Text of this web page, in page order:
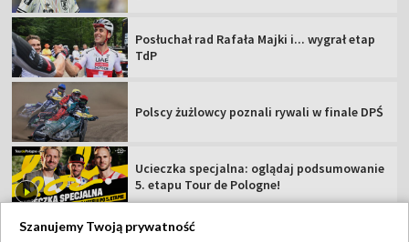
Posłuchał rad Rafała Majki i... wygrał etap
TdP
Polscy żużlowcy poznali rywali w finale DPŚ
Ucieczka specjalna: oglądaj podsumowanie
5. etapu Tour de Pologne!
Szanujemy Twoją prywatność